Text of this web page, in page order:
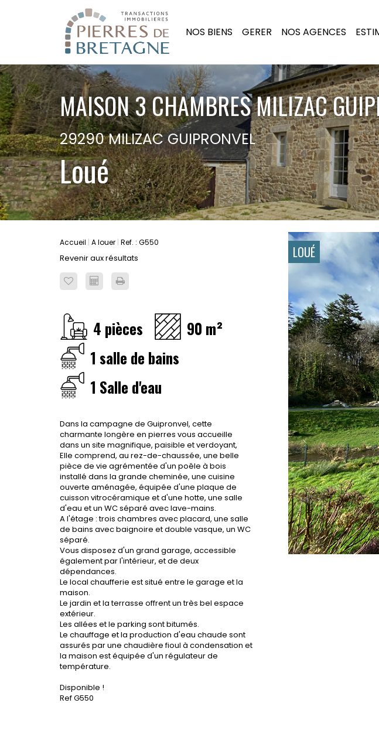
NOS BIENS GERER NOS AGENCES
MAISON 3 CHAMBRES MILIZAC
29290 MILIZAC GUIPRONVEL
Loué
Accueil A louer Ref. : G550
Revenir aux résultats LOUÉ
4 pièces
90 m²
1 salle de bains
1 Salle d'eau
Dans la campagne de Guipronvel, cette
charmante longère en pierres vous accueille
dans un site magnifique, paisible et verdoyant,
Elle comprend, au rez-de-chaussée, une belle
pièce de vie agrémentée d'un poêle à bois
installé dans la grande cheminée, une cuisine
ouverte aménagée, équipée d'une plaque de
cuisson vitrocéramique et d'une hotte, une salle
d'eau et un WC séparé avec lave-mains.
A l'étage : trois chambres avec placard, une salle
de bains avec baignoire et double vasque, un WC
séparé.
Vous disposez d'un grand garage, accessible
également par l'intérieur, et de deux
dépendances.
Le local chaufferie est situé entre le garage et la
maison.
Le jardin et la terrasse offrent un très bel espace
extérieur.
Les allées et le parking sont bitumés.
Le chauffage et la production d'eau chaude sont
assurés par une chaudière fioul à condensation et
la maison est équipée d'un régulateur de
température.
Disponible !
Ref G550